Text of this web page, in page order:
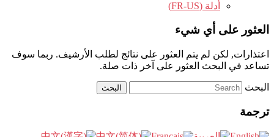
أدلة (FR-US)
العثور على أي شيء
اعتذارات, لكن لم يتم العثور على نتائج لطلب الأرشيف. ربما سوف
تساعد في البحث العثور على آخر ذات صلة.
البحث
ترجمة